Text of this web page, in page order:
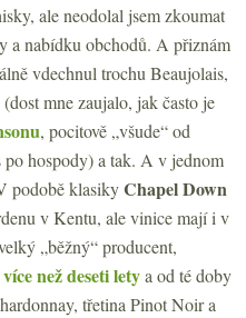
ale neodolal jsem zkoumat
a nabídku obchodů. A přiznám
vdechnul trochu Beaujolais,
mne zaujalo, jak často je
, pocitově „všude“ od
hospody) a tak. A v jednom
podobě klasikyChapel Down
v Kentu, ale vinice mají i v
„běžný“ producent,
než deseti letya od té doby
třetina Pinot Noir a